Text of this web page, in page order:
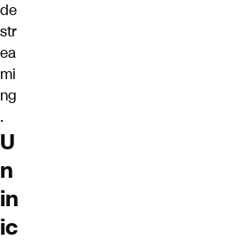
de
str
ea
mi
ng
.
U
n
in
ic